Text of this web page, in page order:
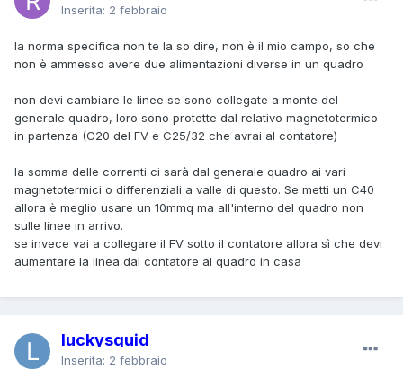
Inserita: 2 febbraio
la norma specifica non te la so dire, non è il mio campo, so che
non è ammesso avere due alimentazioni diverse in un quadro
non devi cambiare le linee se sono collegate a monte del
generale quadro, loro sono protette dal relativo magnetotermico
in partenza (C20 del FV e C25/32 che avrai al contatore)
la somma delle correnti ci sarà dal generale quadro ai vari
magnetotermici o differenziali a valle di questo. Se metti un C40
allora è meglio usare un 10mmq ma all'interno del quadro non
sulle linee in arrivo.
se invece vai a collegare il FV sotto il contatore allora sì che devi
aumentare la linea dal contatore al quadro in casa
luckysquid
Inserita: 2 febbraio